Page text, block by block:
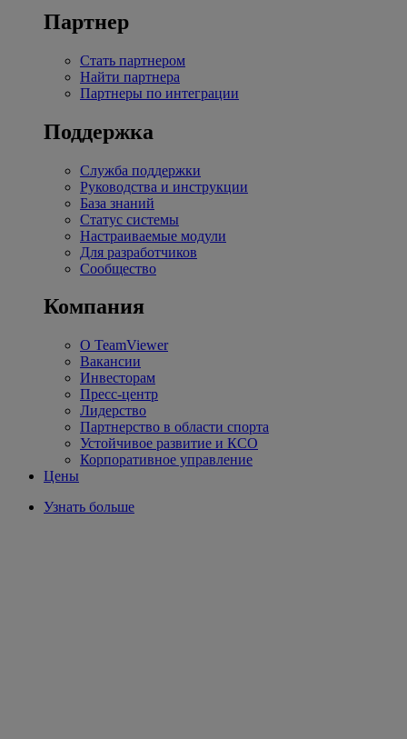
Партнер
Стать партнером
Найти партнера
Партнеры по интеграции
Поддержка
Служба поддержки
Руководства и инструкции
База знаний
Статус системы
Настраиваемые модули
Для разработчиков
Сообщество
Компания
О TeamViewer
Вакансии
Инвесторам
Пресс-центр
Лидерство
Партнерство в области спорта
Устойчивое развитие и КСО
Корпоративное управление
Цены
Узнать больше